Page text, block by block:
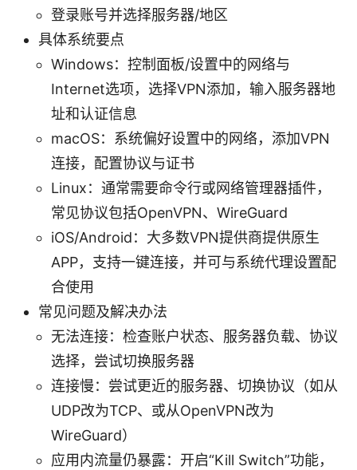
登录账号并选择服务器/地区
具体系统要点
Windows：控制面板/设置中的网络与
Internet选项，选择VPN添加，输入服务器地
址和认证信息
macOS：系统偏好设置中的网络，添加VPN
连接，配置协议与证书
Linux：通常需要命令行或网络管理器插件，
常见协议包括OpenVPN、WireGuard
iOS/Android：大多数VPN提供商提供原生
APP，支持一键连接，并可与系统代理设置配
合使用
常见问题及解决办法
无法连接：检查账户状态、服务器负载、协议
选择，尝试切换服务器
连接慢：尝试更近的服务器、切换协议（如从
UDP改为TCP、或从OpenVPN改为
WireGuard）
应用内流量仍暴露：开启“Kill Switch”功能，